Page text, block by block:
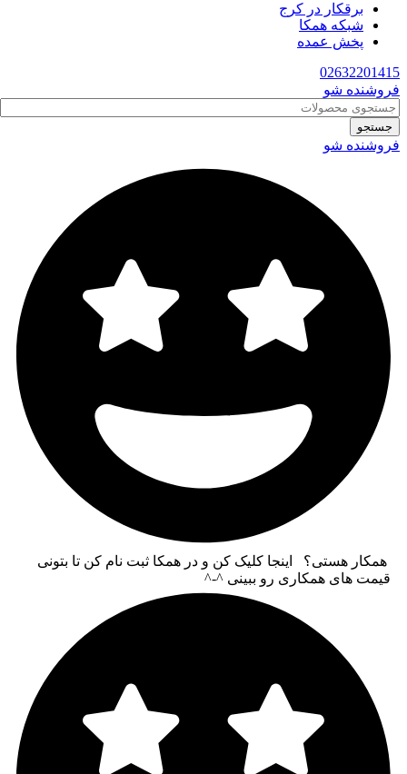
برقکار در کرج
شبکه همکا
پخش عمده
02632201415
فروشنده شو
جستجو
فروشنده شو
همکار هستی؟ اینجا کلیک کن و در همکا ثبت نام کن تا بتونی
قیمت های همکاری رو ببینی ^-^